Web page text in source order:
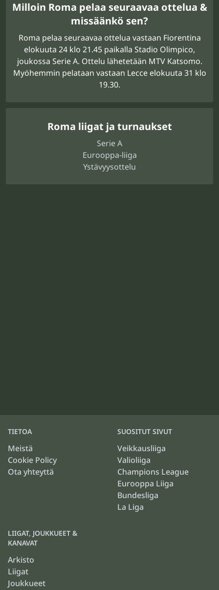
Milloin Roma pelaa seuraavaa ottelua &
missäänkö sen?
Roma pelaa seuraavaa ottelua vastaan Fiorentina
elokuuta 24 klo 21.45 paikalla Stadio Olimpico,
joukossa Serie A. Ottelu lähetetään MTV Katsomo.
Myöhemmin pelataan vastaan Lecce elokuuta 31 klo
19.30.
Roma liigat ja turnaukset
Serie A
Eurooppa-liiga
Ystävyysottelu
TIETOA
Meistä
Cookie Policy
Ota yhteyttä
SUOSITUT SIVUT
Veikkausliiga
Valioliiga
Champions League
Eurooppa Liiga
Bundesliga
La Liga
LIIGAT, JOUKKUEET &
KANAVAT
Arkisto
Liigat
Joukkueet